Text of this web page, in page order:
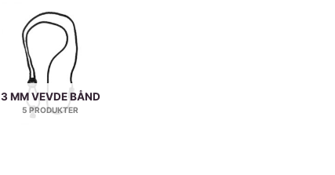
3 MM VEVDE BÅND
5 PRODUKTER